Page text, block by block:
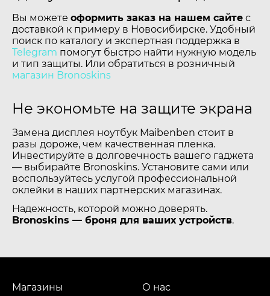
Вы можете оформить заказ на нашем сайте с
доставкой к примеру в Новосибирске. Удобный
поиск по каталогу и экспертная поддержка в
Telegram помогут быстро найти нужную модель
и тип защиты. Или обратиться в розничный
магазин Bronoskins
Не экономьте на защите экрана
Замена дисплея ноутбук Maibenben стоит в
разы дороже, чем качественная пленка.
Инвестируйте в долговечность вашего гаджета
— выбирайте Bronoskins. Установите сами или
воспользуйтесь услугой профессиональной
оклейки в наших партнерских магазинах.
Надежность, которой можно доверять.
Bronoskins — броня для ваших устройств.
Магазины О нас